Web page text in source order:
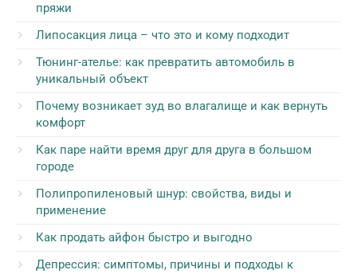
пряжи
Липосакция лица – что это и кому подходит
Тюнинг-ателье: как превратить автомобиль в
уникальный объект
Почему возникает зуд во влагалище и как вернуть
комфорт
Как паре найти время друг для друга в большом
городе
Полипропиленовый шнур: свойства, виды и
применение
Как продать айфон быстро и выгодно
Депрессия: симптомы, причины и подходы к